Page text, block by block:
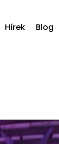
Hírek Blog